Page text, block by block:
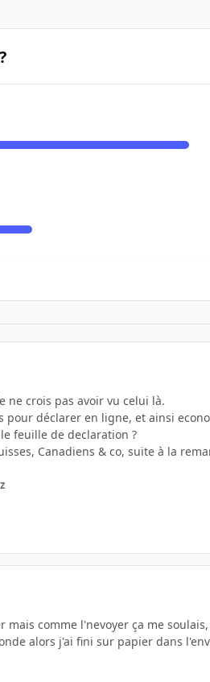
ne crois pas avoir vu celui là.
déclarer en ligne, et ainsi
feuille de declaration ?
Canadiens & co, suite à la
comme l'nevoyer ça me
alors j'ai fini sur papier dans